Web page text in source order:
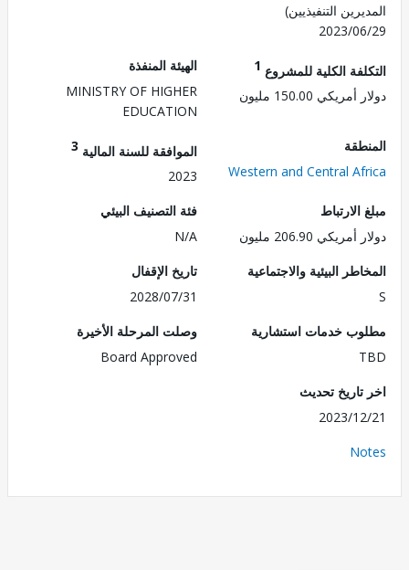
التنفيذيين)
2023/
الكلية للمشروع1
150.00 مليون
الهيئة المنفذة
MINISTRY OF HIGHER
EDUCATION
Western and Central
الموافقة للسنة المالية3
2023
206.90 مليون
فئة التصنيف البيئي
N/A
البيئية والاجتماعية
تاريخ الإقفال
2028/07/31
خدمات استشارية
وصلت المرحلة الأخيرة
Board Approved
تحديث
2023/